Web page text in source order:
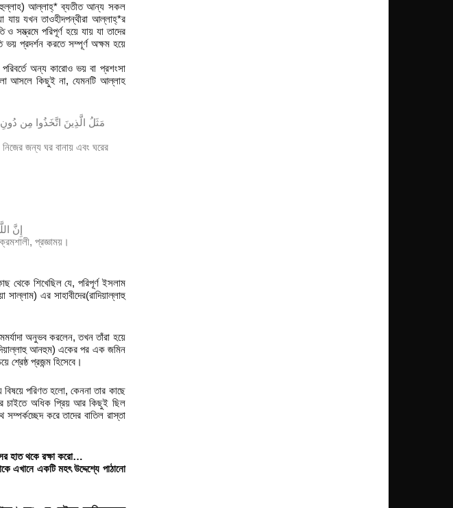
আল্লাহ্* ব্যতীত আন্য সকল
যায় যখন তাওহীদপন্থীরা আল্লাহ্*র
পরিপূর্ণ হয়ে যায় যা তাদের
প্রদর্শন করতে সম্পূর্ণ অক্ষম হয়ে
অন্য কারোও ভয় বা প্রশংসা
আসলে কিছুই না, যেমনটি আল্লাহ
مَثَلُ الَّذِينَ اتَّخَذُوا مِن
জন্য ঘর বানায় এবং ঘরের
إِنَّ
প্রজ্ঞাময়।
থেকে শিখেছিল যে, পরিপূর্ণ ইসলাম
এর সাহাবীদের(রাদিয়াল্লাহু
অনুভব করলেন, তখন তাঁরা হয়ে
আনহুম) একের পর এক জমিন
প্রজন্ম হিসেবে।
পরিণত হলো, কেননা তার কাছে
চাইতে অধিক প্রিয় আর কিছুই ছিল
করে তাদের বাতিল রাস্তা
হাত থকে রক্ষা করো…
এখানে একটি মহৎ উদ্দেশ্যে পাঠানো